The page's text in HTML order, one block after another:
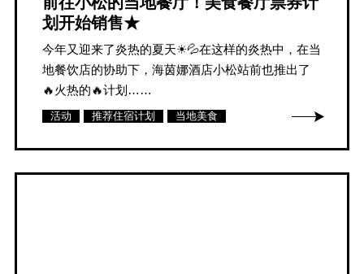
划开始销售★
今年又迎来了炎热的夏天☀💦在这样的炎热中，在当
地餐饮店的协助下，海茵娜酒店小松站前也推出了
🔥火热的🔥计划……
活动 推荐住宿计划 当地美食